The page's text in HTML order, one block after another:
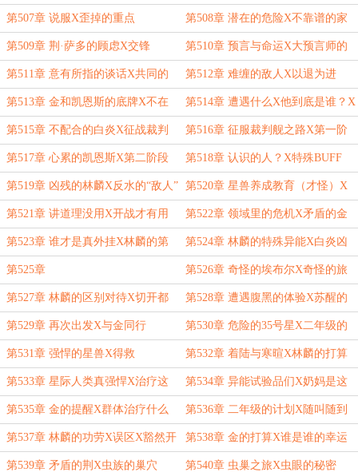
出场方式问题
第507章 说服X歪掉的重点 第508章 潜在的危险X不靠谱的家
伙们
第509章 荆·萨多的顾虑X交锋 第510章 预言与命运X大预言师的
追求X麒麟秘辛
第511章 意有所指的谈话X共同的
目的
第512章 难缠的敌人X以退为进
第513章 金和凯恩斯的底牌X不在
状况的家伙们
第514章 遭遇什么X他到底是谁？X
应该做什么
第515章 不配合的白炎X征战裁判
舰
第516章 征服裁判舰之路X第一阶
段
第517章 心累的凯恩斯X第二阶段 第518章 认识的人？X特殊BUFF
第519章 凶残的林麟X反水的“敌人” 第520章 星兽养成教育（才怪）X
危险的对手
第521章 讲道理没用X开战才有用 第522章 领域里的危机X矛盾的金
第523章 谁才是真外挂X林麟的第
三项异能
第524章 林麟的特殊异能X白炎凶
猛
第525章 第526章 奇怪的埃布尔X奇怪的旅
程
第527章 林麟的区别对待X切开都
是黑的埃布尔
第528章 遭遇腹黑的体验X苏醒的
盟友
第529章 再次出发X与金同行 第530章 危险的35号星X二年级的
危机
第531章 强悍的星兽X得救 第532章 着陆与寒暄X林麟的打算
第533章 星际人类真强悍X治疗这
个技能点
第534章 异能试验品们X奶妈是这
样炼成的
第535章 金的提醒X群体治疗什么
的
第536章 二年级的计划X随叫随到
的金
第537章 林麟的功劳X误区X豁然开
朗的局面
第538章 金的打算X谁是谁的幸运
第539章 矛盾的荆X虫族的巢穴 第540章 虫巢之旅X虫眼的秘密